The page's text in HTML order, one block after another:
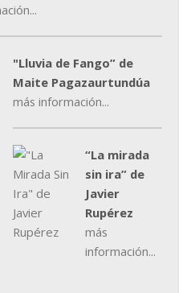
"Lluvia de Fango” de
Maite Pagazaurtundúa
más información...
“La mirada
sin ira” de
Javier
Rupérez
más
información...